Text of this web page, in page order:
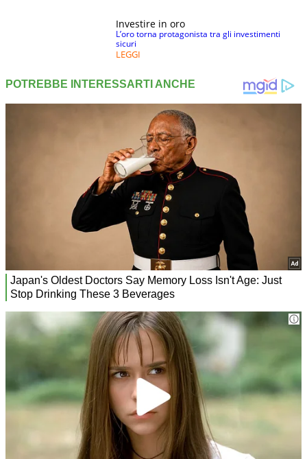
Investire in oro
L’oro torna protagonista tra gli investimenti
sicuri
LEGGI